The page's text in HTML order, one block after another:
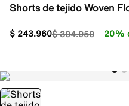
Shorts de tejido Woven
$304.950
$ 243.960 20%